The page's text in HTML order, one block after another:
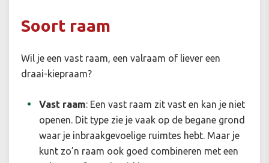
Soort raam
Wil je een vast raam, een valraam of liever een
draai-kiepraam?
Vast raam: Een vast raam zit vast en kan je niet
openen. Dit type zie je vaak op de begane grond
waar je inbraakgevoelige ruimtes hebt. Maar je
kunt zo’n raam ook goed combineren met een